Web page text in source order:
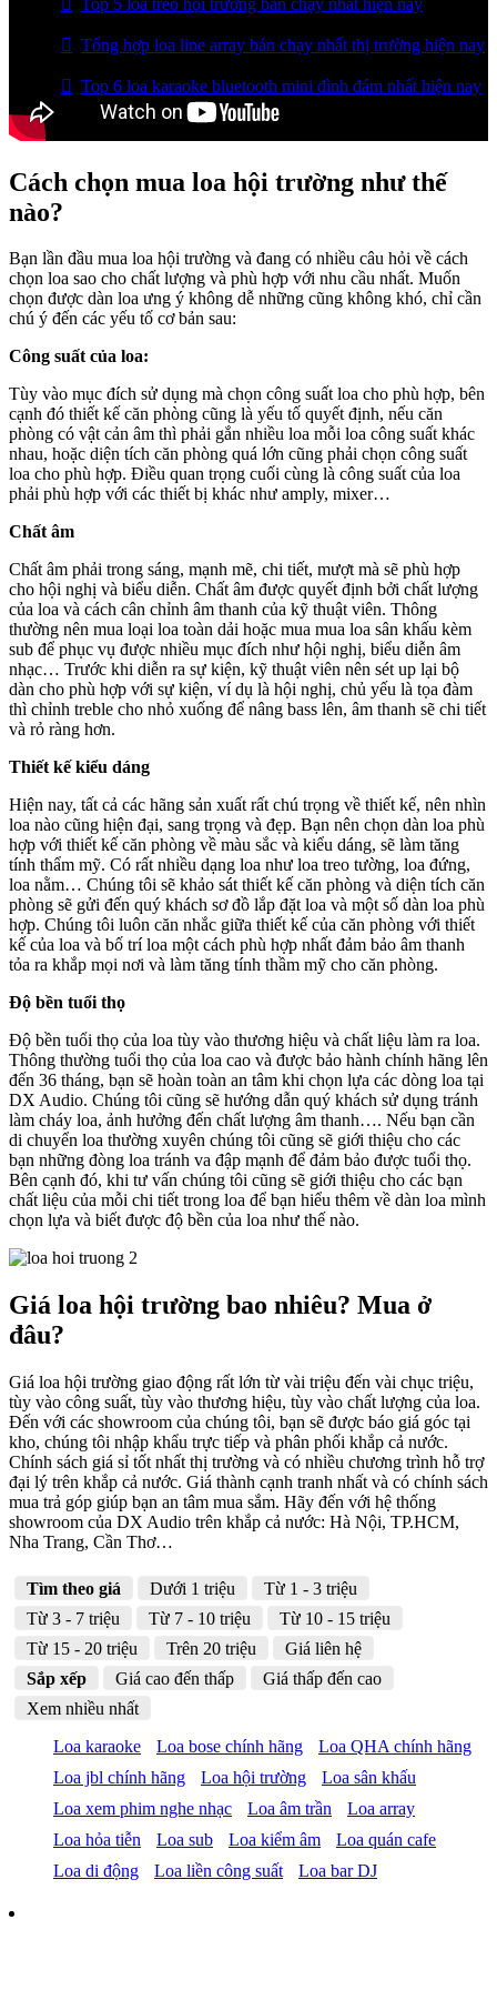
Cách chọn mua loa hội trường như thế
nào?
Bạn lần đầu mua loa hội trường và đang có nhiều câu hỏi về cách
chọn loa sao cho chất lượng và phù hợp với nhu cầu nhất. Muốn
chọn được dàn loa ưng ý không dễ những cũng không khó, chỉ cần
chú ý đến các yếu tố cơ bản sau:
Công suất của loa:
Tùy vào mục đích sử dụng mà chọn công suất loa cho phù hợp, bên
cạnh đó thiết kế căn phòng cũng là yếu tố quyết định, nếu căn
phòng có vật cản âm thì phải gắn nhiều loa mỗi loa công suất khác
nhau, hoặc diện tích căn phòng quá lớn cũng phải chọn công suất
loa cho phù hợp. Điều quan trọng cuối cùng là công suất của loa
phải phù hợp với các thiết bị khác như amply, mixer…
Chất âm
Chất âm phải trong sáng, mạnh mẽ, chi tiết, mượt mà sẽ phù hợp
cho hội nghị và biểu diễn. Chất âm được quyết định bởi chất lượng
của loa và cách cân chỉnh âm thanh của kỹ thuật viên. Thông
thường nên mua loại loa toàn dải hoặc mua mua loa sân khấu kèm
sub để phục vụ được nhiều mục đích như hội nghị, biểu diễn âm
nhạc… Trước khi diễn ra sự kiện, kỹ thuật viên nên sét up lại bộ
dàn cho phù hợp với sự kiện, ví dụ là hội nghị, chủ yếu là tọa đàm
thì chỉnh treble cho nhỏ xuống để nâng bass lên, âm thanh sẽ chi tiết
và rỏ ràng hơn.
Thiết kế kiểu dáng
Hiện nay, tất cả các hãng sản xuất rất chú trọng về thiết kế, nên nhìn
loa nào cũng hiện đại, sang trọng và đẹp. Bạn nên chọn dàn loa phù
hợp với thiết kế căn phòng về màu sắc và kiểu dáng, sẽ làm tăng
tính thẩm mỹ. Có rất nhiều dạng loa như loa treo tường, loa đứng,
loa nằm… Chúng tôi sẽ khảo sát thiết kế căn phòng và diện tích căn
phòng sẽ gửi đến quý khách sơ đồ lắp đặt loa và một số dàn loa phù
hợp. Chúng tôi luôn căn nhắc giữa thiết kế của căn phòng với thiết
kế của loa và bố trí loa một cách phù hợp nhất đảm bảo âm thanh
tỏa ra khắp mọi nơi và làm tăng tính thầm mỹ cho căn phòng.
Độ bền tuổi thọ
Độ bền tuổi thọ của loa tùy vào thương hiệu và chất liệu làm ra loa.
Thông thường tuổi thọ của loa cao và được bảo hành chính hãng lên
đến 36 tháng, bạn sẽ hoàn toàn an tâm khi chọn lựa các dòng loa tại
DX Audio. Chúng tôi cũng sẽ hướng dẫn quý khách sử dụng tránh
làm cháy loa, ảnh hưởng đến chất lượng âm thanh…. Nếu bạn cần
di chuyển loa thường xuyên chúng tôi cũng sẽ giới thiệu cho các
bạn những đòng loa tránh va đập mạnh để đảm bảo được tuổi thọ.
Bên cạnh đó, khi tư vấn chúng tôi cũng sẽ giới thiệu cho các bạn
chất liệu của mỗi chi tiết trong loa để bạn hiểu thêm về dàn loa mình
chọn lựa và biết được độ bền của loa như thế nào.
Giá loa hội trường bao nhiêu? Mua ở
đâu?
Giá loa hội trường giao động rất lớn từ vài triệu đến vài chục triệu,
tùy vào công suất, tùy vào thương hiệu, tùy vào chất lượng của loa.
Đến với các showroom của chúng tôi, bạn sẽ được báo giá góc tại
kho, chúng tôi nhập khẩu trực tiếp và phân phối khắp cả nước.
Chính sách giá sỉ tốt nhất thị trường và có nhiều chương trình hỗ trợ
đại lý trên khắp cả nước. Giá thành cạnh tranh nhất và có chính sách
mua trả góp giúp bạn an tâm mua sắm. Hãy đến với hệ thống
showroom của DX Audio trên khắp cả nước: Hà Nội, TP.HCM,
Nha Trang, Cần Thơ…
Tìm theo giá Dưới 1 triệu
Từ 1 - 3 triệu
Từ 3 - 7 triệu
Từ 7 - 10 triệu
Từ 10 - 15 triệu
Từ 15 - 20 triệu
Trên 20 triệu
Giá liên hệ
Sắp xếp
Giá cao đến thấp
Giá thấp đến cao
Xem nhiều nhất
Loa karaoke
Loa bose chính hãng
Loa QHA chính hãng
Loa jbl chính hãng
Loa hội trường
Loa sân khấu
Loa xem phim nghe nhạc
Loa âm trần
Loa array
Loa hỏa tiễn
Loa sub Loa kiểm âm
Loa quán cafe
Loa di động
Loa liền công suất Loa bar DJ
Top 5 loa treo hội trường bán chạy nhất hiện nay
Tổng hợp loa line array bán chạy nhất thị trường hiện nay
Top 6 loa karaoke bluetooth mini đình đám nhất hiện nay